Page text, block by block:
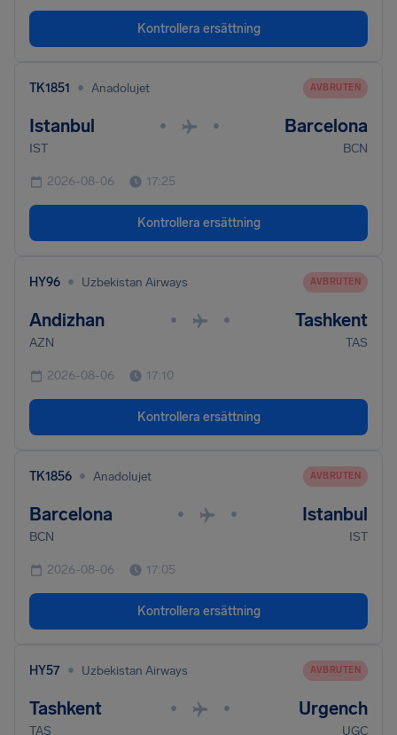
Kontrollera ersättning
TK1851 • Anadolujet AVBRUTEN
Istanbul • • Barcelona
IST BCN
2026-08-06 17:25
Kontrollera ersättning
HY96 • Uzbekistan Airways AVBRUTEN
Andizhan • • Tashkent
AZN TAS
2026-08-06 17:10
Kontrollera ersättning
TK1856 • Anadolujet AVBRUTEN
Barcelona • • Istanbul
BCN IST
2026-08-06 17:05
Kontrollera ersättning
HY57 • Uzbekistan Airways AVBRUTEN
Tashkent • • Urgench
TAS UGC